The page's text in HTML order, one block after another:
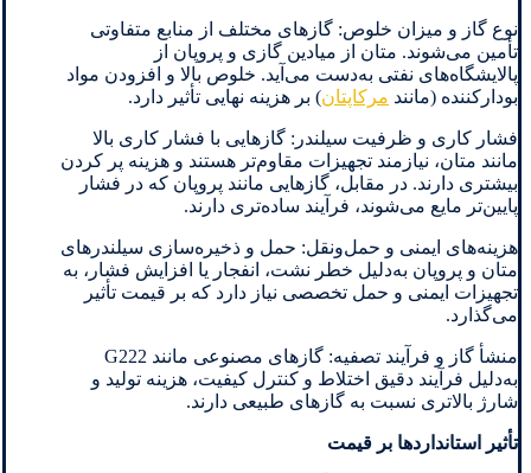
نوع گاز و میزان خلوص: گازهای مختلف از منابع متفاوتی
تأمین می‌شوند. متان از میادین گازی و پروپان از
پالایشگاه‌های نفتی به‌دست می‌آید. خلوص بالا و افزودن مواد
بودارکننده (مانند مرکاپتان) بر هزینه نهایی تأثیر دارد.
فشار کاری و ظرفیت سیلندر: گازهایی با فشار کاری بالا
مانند متان، نیازمند تجهیزات مقاوم‌تر هستند و هزینه پر کردن
بیشتری دارند. در مقابل، گازهایی مانند پروپان که در فشار
پایین‌تر مایع می‌شوند، فرآیند ساده‌تری دارند.
هزینه‌های ایمنی و حمل‌ونقل: حمل و ذخیره‌سازی سیلندرهای
متان و پروپان به‌دلیل خطر نشت، انفجار یا افزایش فشار، به
تجهیزات ایمنی و حمل تخصصی نیاز دارد که بر قیمت تأثیر
می‌گذارد.
منشأ گاز و فرآیند تصفیه: گازهای مصنوعی مانند G222
به‌دلیل فرآیند دقیق اختلاط و کنترل کیفیت، هزینه تولید و
شارژ بالاتری نسبت به گازهای طبیعی دارند.
تأثیر استانداردها بر قیمت